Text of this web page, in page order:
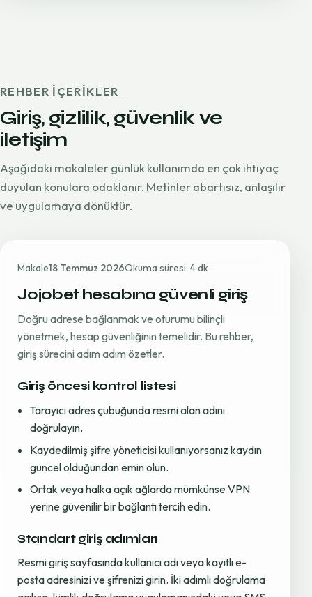
REHBER IÇERIKLER
Giriş, gizlilik, güvenlik ve
iletişim
Aşağıdaki makaleler günlük kullanımda en çok ihtiyaç
duyulan konulara odaklanır. Metinler abartısız, anlaşılır
ve uygulamaya dönüktür.
Makale18 Temmuz 2026Okuma süresi: 4 dk
Jojobet hesabına güvenli giriş
Doğru adrese bağlanmak ve oturumu bilinçli
yönetmek, hesap güvenliğinin temelidir. Bu rehber,
giriş sürecini adım adım özetler.
Giriş öncesi kontrol listesi
Tarayıcı adres çubuğunda resmi alan adını
doğrulayın.
Kaydedilmiş şifre yöneticisi kullanıyorsanız kaydın
güncel olduğundan emin olun.
Ortak veya halka açık ağlarda mümkünse VPN
yerine güvenilir bir bağlantı tercih edin.
Standart giriş adımları
Resmi giriş sayfasında kullanıcı adı veya kayıtlı e-
posta adresinizi ve şifrenizi girin. İki adımlı doğrulama